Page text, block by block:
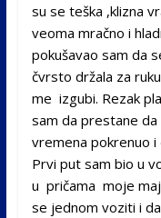
su se teška ,klizna
veoma mračno i
pokušavao sam da
čvrsto držala za
me izgubi. Rezak
sam da prestane da
vremena pokrenuo i
Prvi put sam bio u
u pričama moje
se jednom voziti i